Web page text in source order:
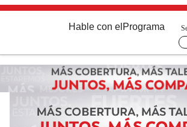
Hable con el Programa